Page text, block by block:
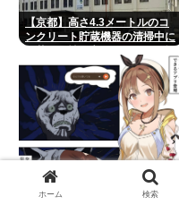
【京都】高さ4.3メートルのコ
ンクリート貯蔵機器の清掃中に
コーエイテクモ、ライザとおし
ホーム 検索